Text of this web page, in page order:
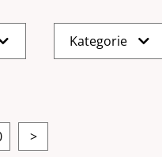
Kategorie
>